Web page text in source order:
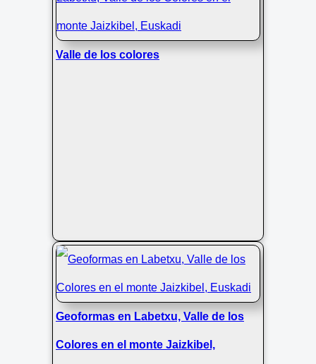
Geoformas Abstráctas en Labetxu:
Descubre el Valle de los Colores de
Valle de los colores
Geoformas en Labetxu, Valle de los
Colores en el monte Jaizkibel,